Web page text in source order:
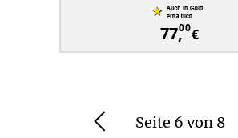
77,00€
Zurück Seite 6 von 8